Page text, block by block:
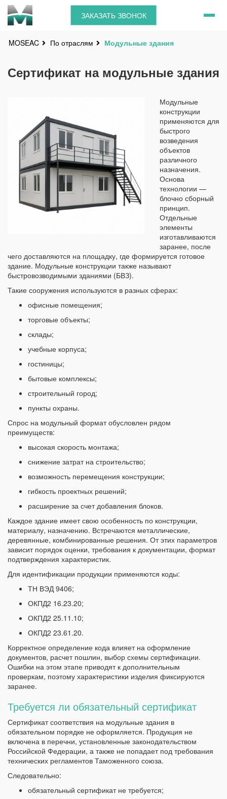
ЗАКАЗАТЬ ЗВОНОК
MOSEAC По отраслям Модульные здания
Сертификат на модульные здания
Модульные
конструкции
применяются для
быстрого
возведения
объектов
различного
назначения.
Основа
технологии —
блочно сборный
принцип.
Отдельные
элементы
изготавливаются
заранее, после
чего доставляются на площадку, где формируется готовое
здание. Модульные конструкции также называют
быстровозводимыми зданиями (БВЗ).
Такие сооружения используются в разных сферах:
офисные помещения;
торговые объекты;
склады;
учебные корпуса;
гостиницы;
бытовые комплексы;
строительный город;
пункты охраны.
Спрос на модульный формат обусловлен рядом
преимуществ:
высокая скорость монтажа;
снижение затрат на строительство;
возможность перемещения конструкции;
гибкость проектных решений;
расширение за счет добавления блоков.
Каждое здание имеет свою особенность по конструкции,
материалу, назначению. Встречаются металлические,
деревянные, комбинированные решения. От этих параметров
зависит порядок оценки, требования к документации, формат
подтверждения характеристик.
Для идентификации продукции применяются коды:
ТН ВЭД 9406;
ОКПД2 16.23.20;
ОКПД2 25.11.10;
ОКПД2 23.61.20.
Корректное определение кода влияет на оформление
документов, расчет пошлин, выбор схемы сертификации.
Ошибки на этом этапе приводят к дополнительным
проверкам, поэтому характеристики изделия фиксируются
заранее.
Требуется ли обязательный сертификат
Сертификат соответствия на модульные здания в
обязательном порядке не оформляется. Продукция не
включена в перечни, установленные законодательством
Российской Федерации, а также не попадает под требования
технических регламентов Таможенного союза.
Следовательно:
обязательный сертификат не требуется;